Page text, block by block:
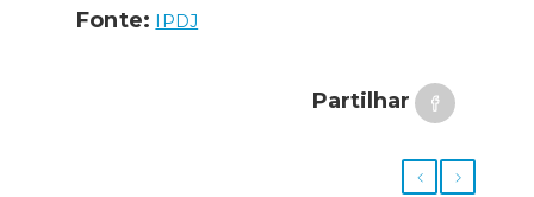
Fonte: IPDJ
Partilhar